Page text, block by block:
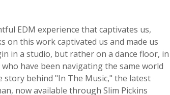
EDM experience that captivates us,
on this work captivated us and made us
in a studio, but rather on a dance floor, in
have been navigating the same world
behind "In The Music," the latest
now available through Slim Pickins